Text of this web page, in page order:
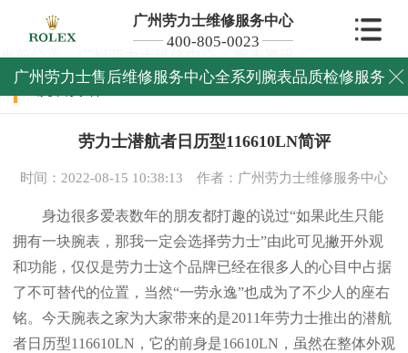
广州劳力士维修服务中心
400-805-0023
广州劳力士售后维修服务中心全系列腕表品质检修服务 
当前位置：广州劳力士维修中心>腕表资讯>
腕表资讯
劳力士潜航者日历型116610LN简评
时间：2022-08-15 10:38:13 作者：广州劳力士维修服务中心
身边很多爱表数年的朋友都打趣的说过“如果此生只能
拥有一块腕表，那我一定会选择劳力士”由此可见撇开外观
和功能，仅仅是劳力士这个品牌已经在很多人的心目中占据
了不可替代的位置，当然“一劳永逸”也成为了不少人的座右
铭。今天腕表之家为大家带来的是2011年劳力士推出的潜航
者日历型116610LN，它的前身是16610LN，虽然在整体外观